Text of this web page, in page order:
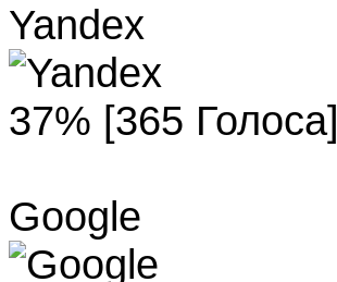
Yandex
37% [365 Голоса]
Google